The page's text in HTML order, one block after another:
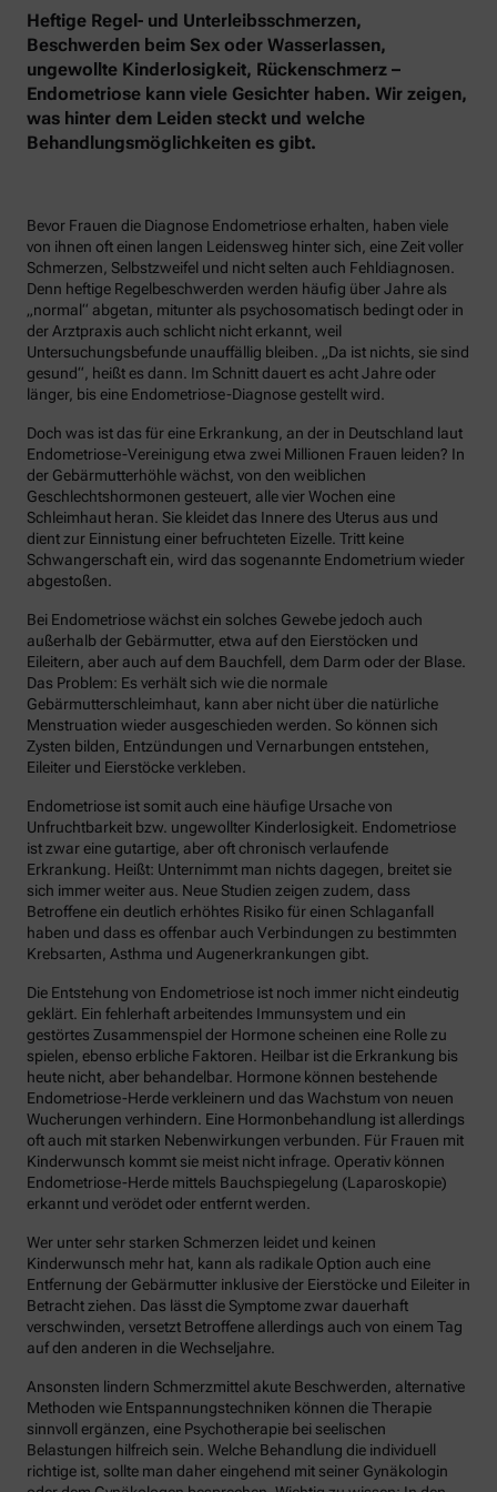
Heftige Regel- und Unterleibsschmerzen,
Beschwerden beim Sex oder Wasserlassen,
ungewollte Kinderlosigkeit, Rückenschmerz –
Endometriose kann viele Gesichter haben. Wir zeigen,
was hinter dem Leiden steckt und welche
Behandlungsmöglichkeiten es gibt.
Bevor Frauen die Diagnose Endometriose erhalten, haben viele
von ihnen oft einen langen Leidensweg hinter sich, eine Zeit voller
Schmerzen, Selbstzweifel und nicht selten auch Fehldiagnosen.
Denn heftige Regelbeschwerden werden häufig über Jahre als
„normal“ abgetan, mitunter als psychosomatisch bedingt oder in
der Arztpraxis auch schlicht nicht erkannt, weil
Untersuchungsbefunde unauffällig bleiben. „Da ist nichts, sie sind
gesund“, heißt es dann. Im Schnitt dauert es acht Jahre oder
länger, bis eine Endometriose-Diagnose gestellt wird.
Doch was ist das für eine Erkrankung, an der in Deutschland laut
Endometriose-Vereinigung etwa zwei Millionen Frauen leiden? In
der Gebärmutterhöhle wächst, von den weiblichen
Geschlechtshormonen gesteuert, alle vier Wochen eine
Schleimhaut heran. Sie kleidet das Innere des Uterus aus und
dient zur Einnistung einer befruchteten Eizelle. Tritt keine
Schwangerschaft ein, wird das sogenannte Endometrium wieder
abgestoßen.
Bei Endometriose wächst ein solches Gewebe jedoch auch
außerhalb der Gebärmutter, etwa auf den Eierstöcken und
Eileitern, aber auch auf dem Bauchfell, dem Darm oder der Blase.
Das Problem: Es verhält sich wie die normale
Gebärmutterschleimhaut, kann aber nicht über die natürliche
Menstruation wieder ausgeschieden werden. So können sich
Zysten bilden, Entzündungen und Vernarbungen entstehen,
Eileiter und Eierstöcke verkleben.
Endometriose ist somit auch eine häufige Ursache von
Unfruchtbarkeit bzw. ungewollter Kinderlosigkeit. Endometriose
ist zwar eine gutartige, aber oft chronisch verlaufende
Erkrankung. Heißt: Unternimmt man nichts dagegen, breitet sie
sich immer weiter aus. Neue Studien zeigen zudem, dass
Betroffene ein deutlich erhöhtes Risiko für einen Schlaganfall
haben und dass es offenbar auch Verbindungen zu bestimmten
Krebsarten, Asthma und Augenerkrankungen gibt.
Die Entstehung von Endometriose ist noch immer nicht eindeutig
geklärt. Ein fehlerhaft arbeitendes Immunsystem und ein
gestörtes Zusammenspiel der Hormone scheinen eine Rolle zu
spielen, ebenso erbliche Faktoren. Heilbar ist die Erkrankung bis
heute nicht, aber behandelbar. Hormone können bestehende
Endometriose-Herde verkleinern und das Wachstum von neuen
Wucherungen verhindern. Eine Hormonbehandlung ist allerdings
oft auch mit starken Nebenwirkungen verbunden. Für Frauen mit
Kinderwunsch kommt sie meist nicht infrage. Operativ können
Endometriose-Herde mittels Bauchspiegelung (Laparoskopie)
erkannt und verödet oder entfernt werden.
Wer unter sehr starken Schmerzen leidet und keinen
Kinderwunsch mehr hat, kann als radikale Option auch eine
Entfernung der Gebärmutter inklusive der Eierstöcke und Eileiter in
Betracht ziehen. Das lässt die Symptome zwar dauerhaft
verschwinden, versetzt Betroffene allerdings auch von einem Tag
auf den anderen in die Wechseljahre.
Ansonsten lindern Schmerzmittel akute Beschwerden, alternative
Methoden wie Entspannungstechniken können die Therapie
sinnvoll ergänzen, eine Psychotherapie bei seelischen
Belastungen hilfreich sein. Welche Behandlung die individuell
richtige ist, sollte man daher eingehend mit seiner Gynäkologin